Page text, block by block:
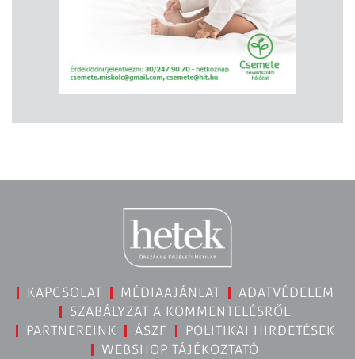
KAPCSOLAT MÉDIAAJÁNLAT
ADATVÉDELEM
SZABÁLYZAT A KOMMENTELÉSRŐL
PARTNEREINK
ÁSZF
POLITIKAI HIRDETÉSEK
WEBSHOP TÁJÉKOZTATÓ